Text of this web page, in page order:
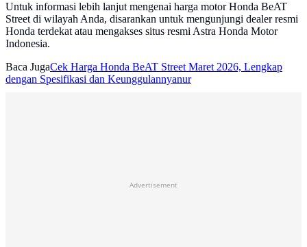
Untuk informasi lebih lanjut mengenai harga motor Honda BeAT
Street di wilayah Anda, disarankan untuk mengunjungi dealer resmi
Honda terdekat atau mengakses situs resmi Astra Honda Motor
Indonesia.
Baca JugaCek Harga Honda BeAT Street Maret 2026, Lengkap
dengan Spesifikasi dan Keunggulannyanur
Advertisement